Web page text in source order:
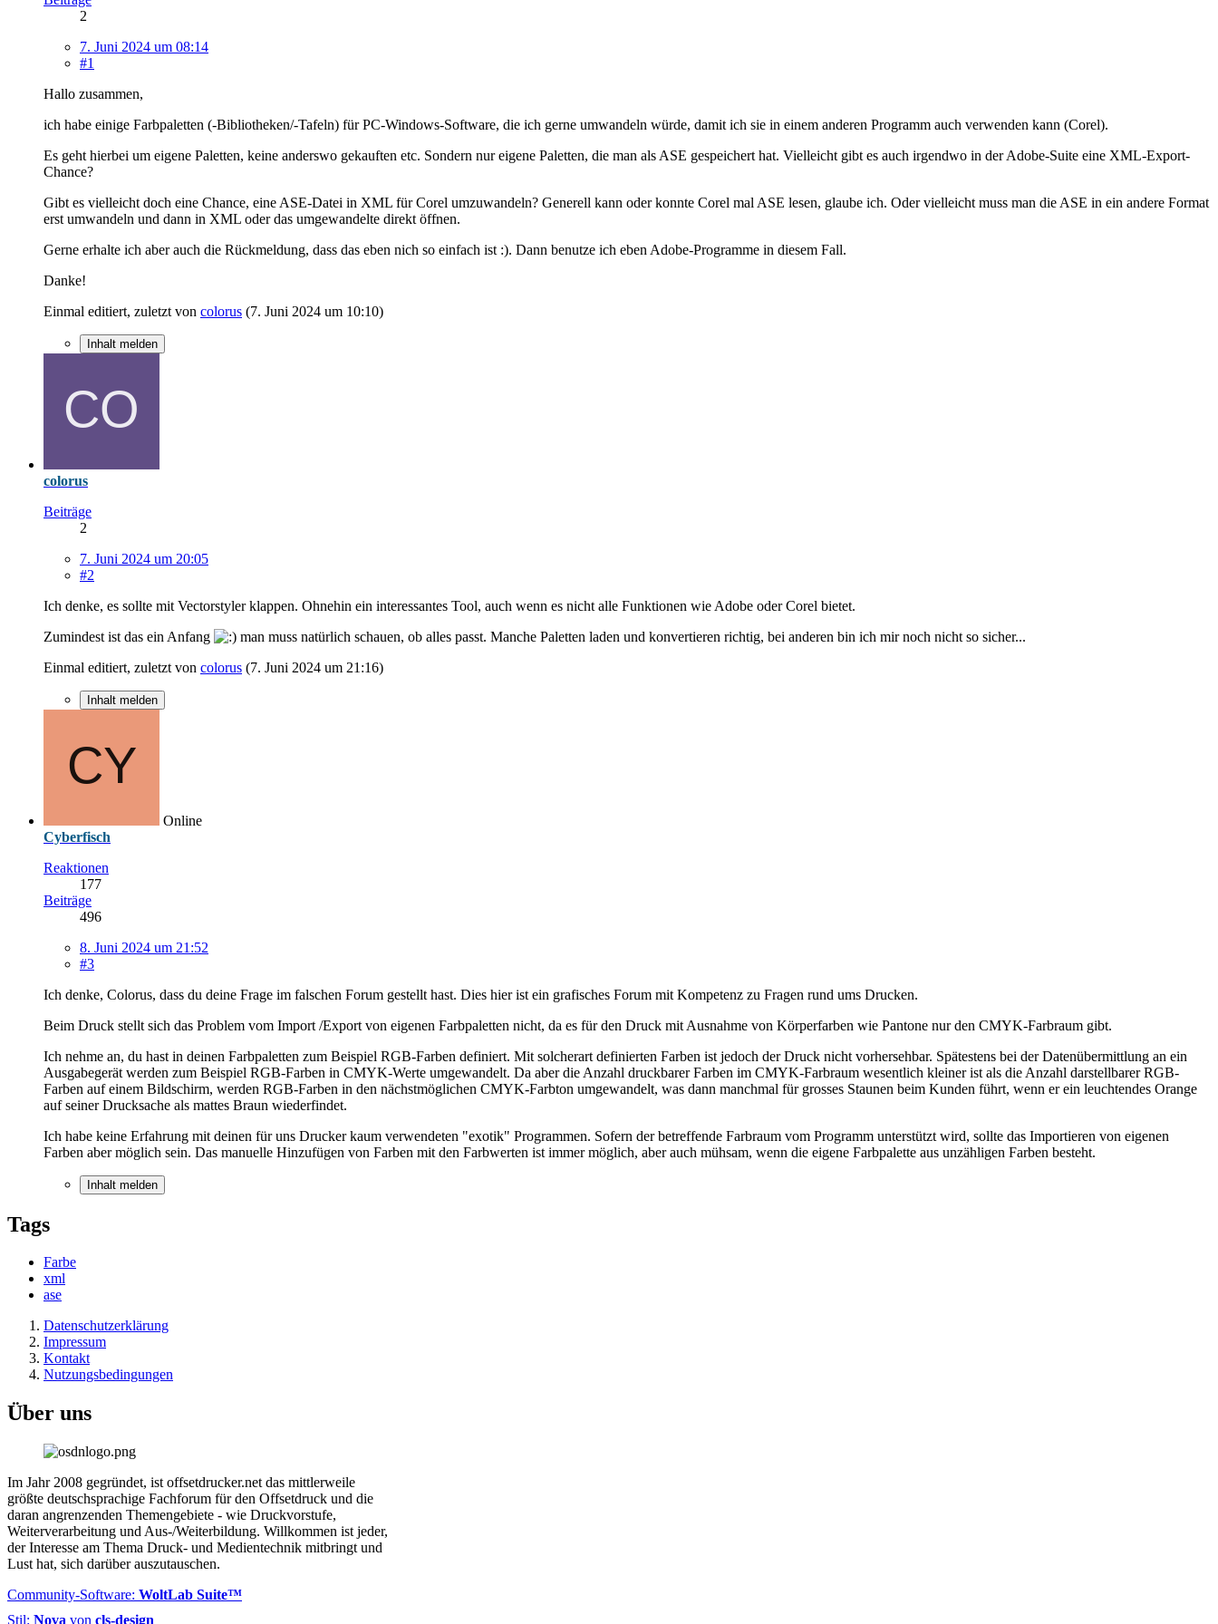
2
7. Juni 2024 um 08:14
#1
Hallo zusammen,
ich habe einige Farbpaletten (-Bibliotheken/-Tafeln) für PC-Windows-Software, die ich gerne umwandeln würde, damit ich sie in einem anderen Programm auch verwenden kann (Corel).
Es geht hierbei um eigene Paletten, keine anderswo gekauften etc. Sondern nur eigene Paletten, die man als ASE gespeichert hat. Vielleicht gibt es auch irgendwo in der Adobe-Suite eine XML-Export-
Chance?
Gibt es vielleicht doch eine Chance, eine ASE-Datei in XML für Corel umzuwandeln? Generell kann oder konnte Corel mal ASE lesen, glaube ich. Oder vielleicht muss man die ASE in ein andere Format
erst umwandeln und dann in XML oder das umgewandelte direkt öffnen.
Gerne erhalte ich aber auch die Rückmeldung, dass das eben nich so einfach ist :). Dann benutze ich eben Adobe-Programme in diesem Fall.
Danke!
Einmal editiert, zuletzt von colorus (7. Juni 2024 um 10:10)
Inhalt melden
colorus
Beiträge
2
7. Juni 2024 um 20:05
#2
Ich denke, es sollte mit Vectorstyler klappen. Ohnehin ein interessantes Tool, auch wenn es nicht alle Funktionen wie Adobe oder Corel bietet.
Zumindest ist das ein Anfang
man muss natürlich schauen, ob alles passt. Manche Paletten laden und konvertieren richtig, bei anderen bin ich mir noch nicht so sicher...
Einmal editiert, zuletzt von colorus (7. Juni 2024 um 21:16)
Inhalt melden
Online
Cyberfisch
Reaktionen
177
Beiträge
496
8. Juni 2024 um 21:52
#3
Ich denke, Colorus, dass du deine Frage im falschen Forum gestellt hast. Dies hier ist ein grafisches Forum mit Kompetenz zu Fragen rund ums Drucken.
Beim Druck stellt sich das Problem vom Import /Export von eigenen Farbpaletten nicht, da es für den Druck mit Ausnahme von Körperfarben wie Pantone nur den CMYK-Farbraum gibt.
Ich nehme an, du hast in deinen Farbpaletten zum Beispiel RGB-Farben definiert. Mit solcherart definierten Farben ist jedoch der Druck nicht vorhersehbar. Spätestens bei der Datenübermittlung an ein
Ausgabegerät werden zum Beispiel RGB-Farben in CMYK-Werte umgewandelt. Da aber die Anzahl druckbarer Farben im CMYK-Farbraum wesentlich kleiner ist als die Anzahl darstellbarer RGB-
Farben auf einem Bildschirm, werden RGB-Farben in den nächstmöglichen CMYK-Farbton umgewandelt, was dann manchmal für grosses Staunen beim Kunden führt, wenn er ein leuchtendes Orange
auf seiner Drucksache als mattes Braun wiederfindet.
Ich habe keine Erfahrung mit deinen für uns Drucker kaum verwendeten "exotik" Programmen. Sofern der betreffende Farbraum vom Programm unterstützt wird, sollte das Importieren von eigenen
Farben aber möglich sein. Das manuelle Hinzufügen von Farben mit den Farbwerten ist immer möglich, aber auch mühsam, wenn die eigene Farbpalette aus unzähligen Farben besteht.
Inhalt melden
Tags
Farbe
xml
ase
Datenschutzerklärung
Impressum
Kontakt
Nutzungsbedingungen
Über uns
Im Jahr 2008 gegründet, ist offsetdrucker.net das mittlerweile
größte deutschsprachige Fachforum für den Offsetdruck und die
daran angrenzenden Themengebiete - wie Druckvorstufe,
Weiterverarbeitung und Aus-/Weiterbildung. Willkommen ist jeder,
der Interesse am Thema Druck- und Medientechnik mitbringt und
Lust hat, sich darüber auszutauschen.
Community-Software: WoltLab Suite™
Stil: Nova von cls-design